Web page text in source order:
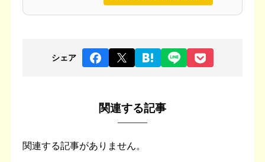
シェア
関連する記事
関連する記事がありません。